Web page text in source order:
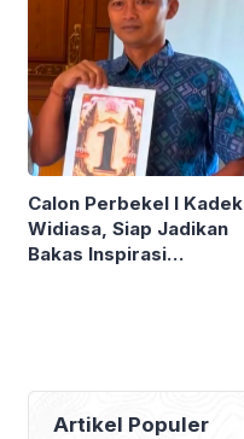
Calon Perbekel I Kadek
Widiasa, Siap Jadikan
Bakas Inspirasi
Artikel Populer